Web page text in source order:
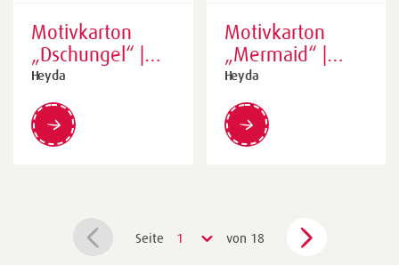
Motivkarton
„Dschungel“ |
50×70 cm, 300
g/m², bunt
Heyda
Motivkarton
„Mermaid“ |
50×70 cm, 300
g/m²,
türkis/bunt
Heyda
Seite 1 von 18